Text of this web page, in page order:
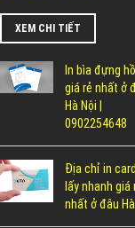
XEM CHI TIẾT
In bìa đựng
giá rẻ nhất ở
Hà Nội |
0902254648
Địa chỉ in
lấy nhanh giá
nhất ở đâu